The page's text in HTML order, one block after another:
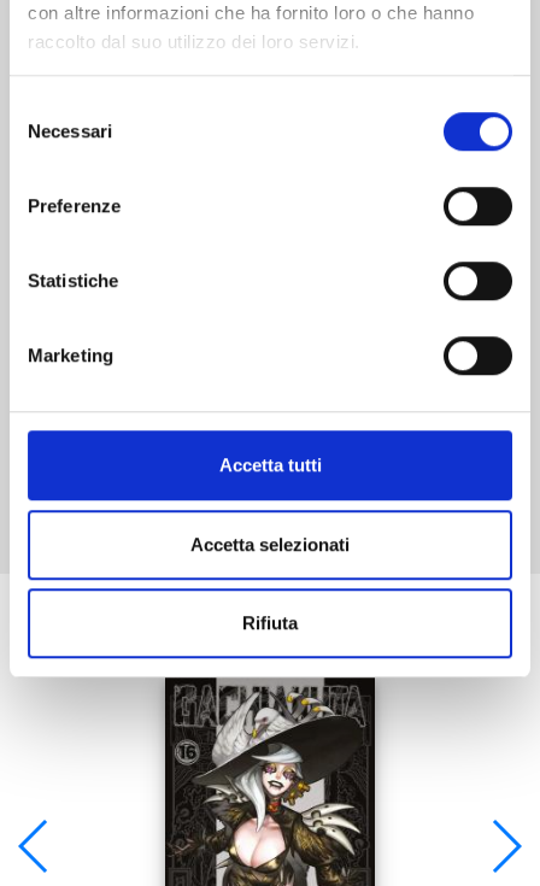
con altre informazioni che ha fornito loro o che hanno
raccolto dal suo utilizzo dei loro servizi.
delNecessari
Preferenze
Statistiche
Marketing
Accetta tutti
Accetta selezionati
Rifiuta
Mostra tutto
Se ti è piaciuto prova anche: